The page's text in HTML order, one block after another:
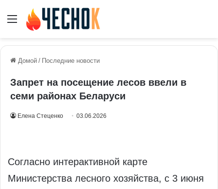
Меню
Домой / Последние новости
Запрет на посещение лесов ввели в
семи районах Беларуси
Елена Стеценко 03.06.2026
Согласно интерактивной карте
Министерства лесного хозяйства, с 3 июня